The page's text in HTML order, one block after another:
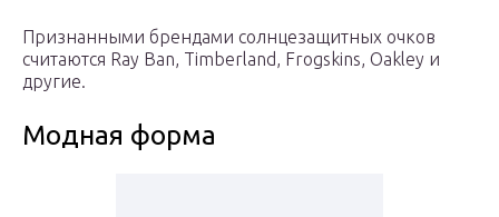
Признанными брендами солнцезащитных очков
считаются Ray Ban, Timberland, Frogskins, Oakley и
другие.
Модная форма